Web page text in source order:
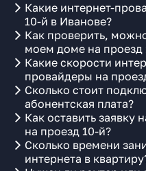
Какие интернет-
10-й в Иванове?
Как проверить,
моем доме на проезд
Какие скорости
провайдеры на
Сколько стоит
абонентская плата?
Как оставить заявку
на проезд 10-й?
Сколько времени
интернета в